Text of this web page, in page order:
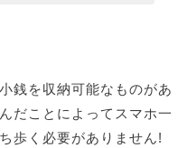
銭を収納可能なものがあ
だことによってスマホ一
歩く必要がありません!